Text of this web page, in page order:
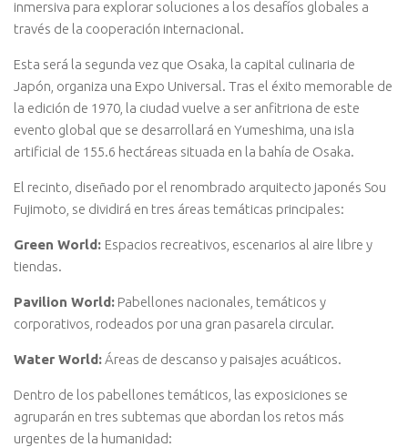
inmersiva para explorar soluciones a los desafíos globales a
través de la cooperación internacional.
Esta será la segunda vez que Osaka, la capital culinaria de
Japón, organiza una Expo Universal. Tras el éxito memorable de
la edición de 1970, la ciudad vuelve a ser anfitriona de este
evento global que se desarrollará en Yumeshima, una isla
artificial de 155.6 hectáreas situada en la bahía de Osaka.
El recinto, diseñado por el renombrado arquitecto japonés Sou
Fujimoto, se dividirá en tres áreas temáticas principales:
Green World: Espacios recreativos, escenarios al aire libre y
tiendas.
Pavilion World: Pabellones nacionales, temáticos y
corporativos, rodeados por una gran pasarela circular.
Water World:Áreas de descanso y paisajes acuáticos.
Dentro de los pabellones temáticos, las exposiciones se
agruparán en tres subtemas que abordan los retos más
urgentes de la humanidad: